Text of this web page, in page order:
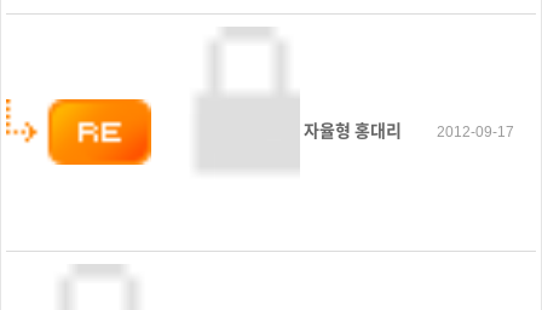
자율형 홍대리 2012-09-17